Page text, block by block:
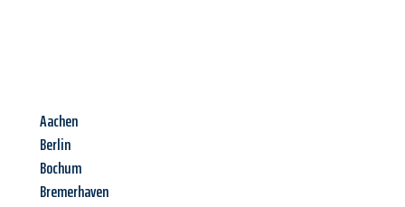
Aachen
Berlin
Bochum
Bremerhaven